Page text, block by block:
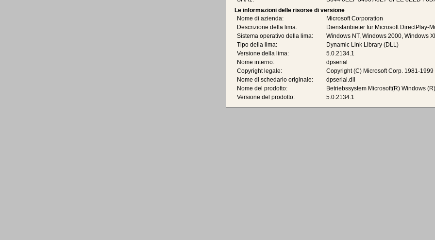
Le informazioni delle risorse di versione
Nome di azienda:
Microsoft Corporation
Descrizione della lima:
Dienstanbieter für Microsoft DirectPlay-
Sistema operativo della lima:
Windows NT, Windows 2000, Windows
Tipo della lima:
Dynamic Link Library (DLL)
Versione della lima:
5.0.2134.1
Nome interno:
dpserial
Copyright legale:
Copyright (C) Microsoft Corp. 1981-1999
Nome di schedario originale:
dpserial.dll
Nome del prodotto:
Betriebssystem Microsoft(R) Windows
Versione del prodotto:
5.0.2134.1